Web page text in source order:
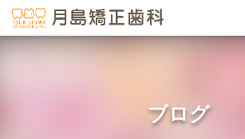
ブログ